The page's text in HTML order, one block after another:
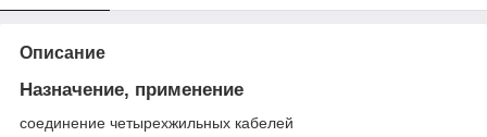
Описание
Назначение, применение
соединение четырехжильных кабелей